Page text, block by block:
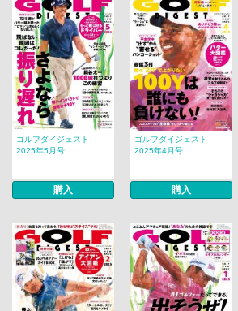
ゴルフダイジェスト
2025年5月号
購入
ゴルフダイジェスト
2025年4月号
購入